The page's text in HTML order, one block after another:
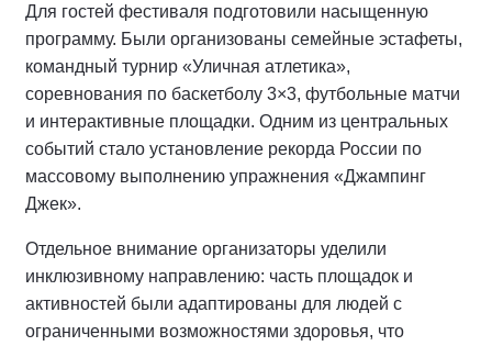
Для гостей фестиваля подготовили насыщенную
программу. Были организованы семейные эстафеты,
командный турнир «Уличная атлетика»,
соревнования по баскетболу 3×3, футбольные матчи
и интерактивные площадки. Одним из центральных
событий стало установление рекорда России по
массовому выполнению упражнения «Джампинг
Джек».
Отдельное внимание организаторы уделили
инклюзивному направлению: часть площадок и
активностей были адаптированы для людей с
ограниченными возможностями здоровья, что